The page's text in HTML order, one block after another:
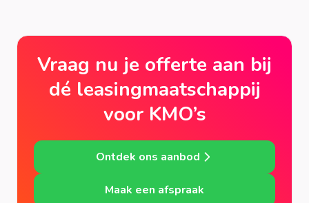
Vraag nu je offerte aan bij
dé leasingmaatschappij
voor KMO’s
Ontdek ons aanbod
Maak een afspraak